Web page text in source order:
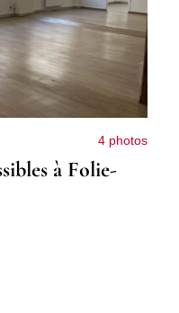
4 photos
à Folie-